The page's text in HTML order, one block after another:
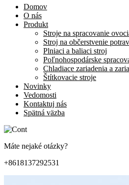
Domov
O nás
Produkt
Stroje na spracovanie
Stroj na občerstvenie
Plniaci a baliaci stroj
Poľnohospodárske
Chladiace zariadenia a
Štítkovacie stroje
Novinky
Vedomosti
Kontaktuj nás
Spätná väzba
Máte nejaké otázky?
+8618137292531